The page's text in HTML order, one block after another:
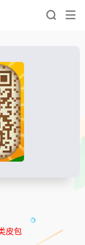
皮包